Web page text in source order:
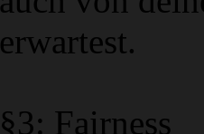
erwartest.
§3: Fairness